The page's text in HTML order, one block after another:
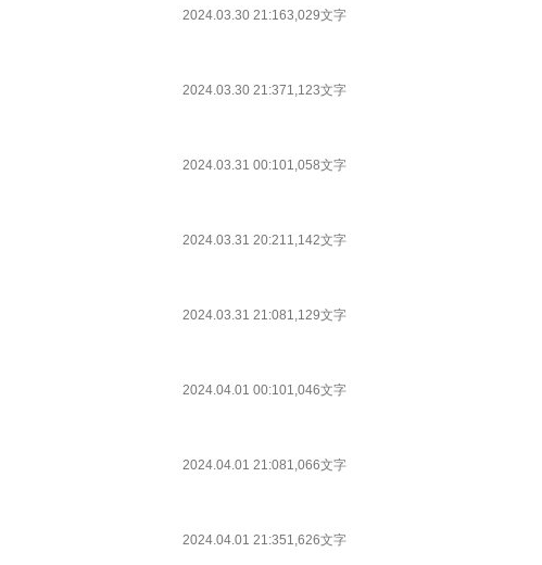
2024.03.30 21:163,029文字
2024.03.30 21:371,123文字
2024.03.31 00:101,058文字
2024.03.31 20:211,142文字
2024.03.31 21:081,129文字
2024.04.01 00:101,046文字
2024.04.01 21:081,066文字
2024.04.01 21:351,626文字